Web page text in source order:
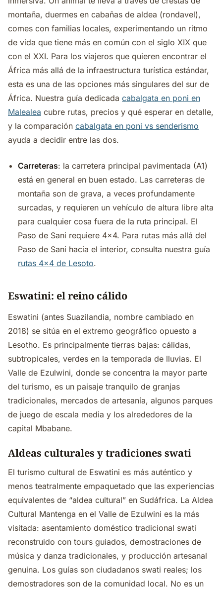
montaña, duermes en cabañas de aldea (rondavel),
comes con familias locales, experimentando un ritmo
de vida que tiene más en común con el siglo XIX que
con el XXI. Para los viajeros que quieren encontrar el
África más allá de la infraestructura turística estándar,
esta es una de las opciones más singulares del sur de
África. Nuestra guía dedicada cabalgata en poni en
Malealea cubre rutas, precios y qué esperar en detalle,
y la comparación cabalgata en poni vs senderismo
ayuda a decidir entre las dos.
Carreteras: la carretera principal pavimentada (A1)
está en general en buen estado. Las carreteras de
montaña son de grava, a veces profundamente
surcadas, y requieren un vehículo de altura libre alta
para cualquier cosa fuera de la ruta principal. El
Paso de Sani requiere 4x4. Para rutas más allá del
Paso de Sani hacia el interior, consulta nuestra guía
rutas 4x4 de Lesoto.
Eswatini: el reino cálido
Eswatini (antes Suazilandia, nombre cambiado en
2018) se sitúa en el extremo geográfico opuesto a
Lesotho. Es principalmente tierras bajas: cálidas,
subtropicales, verdes en la temporada de lluvias. El
Valle de Ezulwini, donde se concentra la mayor parte
del turismo, es un paisaje tranquilo de granjas
tradicionales, mercados de artesanía, algunos parques
de juego de escala media y los alrededores de la
capital Mbabane.
Aldeas culturales y tradiciones swati
El turismo cultural de Eswatini es más auténtico y
menos teatralmente empaquetado que las experiencias
equivalentes de “aldea cultural” en Sudáfrica. La Aldea
Cultural Mantenga en el Valle de Ezulwini es la más
visitada: asentamiento doméstico tradicional swati
reconstruido con tours guiados, demostraciones de
música y danza tradicionales, y producción artesanal
genuina. Los guías son ciudadanos swati reales; los
demostradores son de la comunidad local. No es un